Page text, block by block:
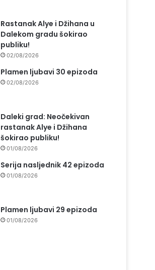
Rastanak Alye i Džihana u
Dalekom gradu šokirao
publiku!
02/08/2026
Plamen ljubavi 30 epizoda
02/08/2026
Daleki grad: Neočekivan
rastanak Alye i Džihana
šokirao publiku!
01/08/2026
Serija nasljednik 42 epizoda
01/08/2026
Plamen ljubavi 29 epizoda
01/08/2026